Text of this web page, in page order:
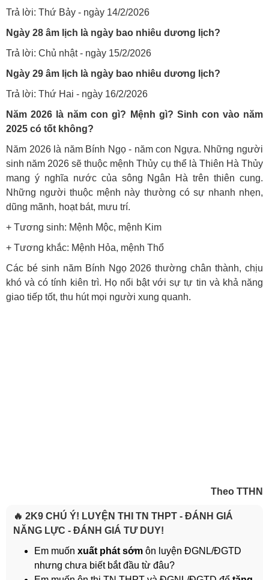
Trả lời: Thứ Bảy - ngày 14/2/2026
Ngày 28 âm lịch là ngày bao nhiêu dương lịch?
Trả lời: Chủ nhật - ngày 15/2/2026
Ngày 29 âm lịch là ngày bao nhiêu dương lịch?
Trả lời: Thứ Hai - ngày 16/2/2026
Năm 2026 là năm con gì? Mệnh gì? Sinh con vào năm
2025 có tốt không?
Năm 2026 là năm Bính Ngọ - năm con Ngựa. Những người
sinh năm 2026 sẽ thuộc mệnh Thủy cụ thể là Thiên Hà Thủy
mang ý nghĩa nước của sông Ngân Hà trên thiên cung.
Những người thuộc mệnh này thường có sự nhanh nhẹn,
dũng mãnh, hoạt bát, mưu trí.
+ Tương sinh: Mệnh Mộc, mệnh Kim
+ Tương khắc: Mệnh Hỏa, mệnh Thổ
Các bé sinh năm Bính Ngọ 2026thường chân thành, chịu
khó và có tính kiên trì. Họ nổi bật với sự tự tin và khả năng
giao tiếp tốt, thu hút mọi người xung quanh.
Theo TTHN
🔥 2K9 CHÚ Ý! LUYỆN THI TN THPT - ĐÁNH GIÁ
NĂNG LỰC - ĐÁNH GIÁ TƯ DUY!
Em muốn xuất phát sớm ôn luyện ĐGNL/ĐGTD
nhưng chưa biết bắt đầu từ đâu?